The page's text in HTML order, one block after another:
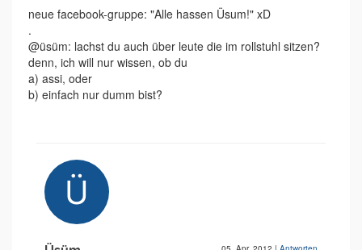
neue facebook-gruppe: "Alle hassen Üsum!" xD
.
@üsüm: lachst du auch über leute die im rollstuhl sitzen?
denn, ich will nur wissen, ob du
a) assi, oder
b) einfach nur dumm bist?